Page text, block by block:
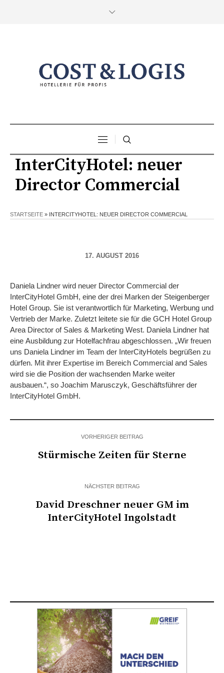
InterCityHotel: neuer
Director Commercial
STARTSEITE » INTERCITYHOTEL: NEUER DIRECTOR COMMERCIAL
17. AUGUST 2016
Daniela Lindner wird neuer Director Commercial der
InterCityHotel GmbH, eine der drei Marken der Steigenberger
Hotel Group. Sie ist verantwortlich für Marketing, Werbung und
Vertrieb der Marke. Zuletzt leitete sie für die GCH Hotel Group
Area Director of Sales & Marketing West. Daniela Lindner hat
eine Ausbildung zur Hotelfachfrau abgeschlossen. „Wir freuen
uns Daniela Lindner im Team der InterCityHotels begrüßen zu
dürfen. Mit ihrer Expertise im Bereich Commercial and Sales
wird sie die Position der wachsenden Marke weiter
ausbauen.“, so Joachim Marusczyk, Geschäftsführer der
InterCityHotel GmbH.
VORHERIGER BEITRAG
Stürmische Zeiten für Sterne
NÄCHSTER BEITRAG
David Dreschner neuer GM im
InterCityHotel Ingolstadt